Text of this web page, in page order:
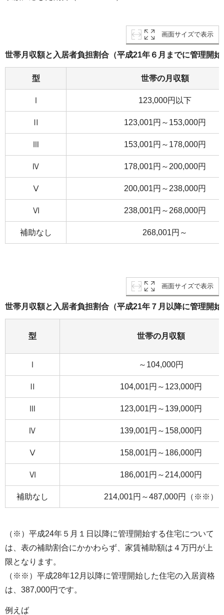
画面サイズで表示
世帯月収額と入居者負担割合（平成21年６月までに管理開
型 世帯の月収額
Ⅰ 123,000円以下
Ⅱ 123,001円～153,000円
Ⅲ 153,001円～178,000円
Ⅳ 178,001円～200,000円
Ⅴ 200,001円～238,000円
Ⅵ 238,001円～268,000円
補助なし 268,001円～
画面サイズで表示
世帯月収額と入居者負担割合（平成21年７月以降に管理開
型 世帯の月収額
Ⅰ ～104,000円
Ⅱ 104,001円～123,000円
Ⅲ 123,001円～139,000円
Ⅳ 139,001円～158,000円
Ⅴ 158,001円～186,000円
Ⅵ 186,001円～214,000円
補助なし 214,001円～487,000円（※※）
（※）平成24年５月１日以降に管理開始する住宅について
は、表の補助割合にかかわらず、家賃補助額は４万円が上
限となります。
（※※）平成28年12月以降に管理開始した住宅の入居資格
は、387,000円です。
例えば